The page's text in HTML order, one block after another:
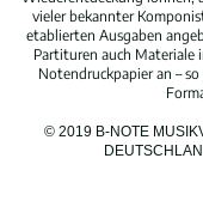
vieler bekannter
etablierten Ausgaben
Partituren auch Materiale
Notendruckpapier an –
© 2019 B-NOTE